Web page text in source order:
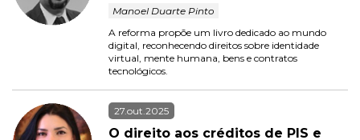
Manoel Duarte Pinto
A reforma propõe um livro dedicado ao mundo
digital, reconhecendo direitos sobre identidade
virtual, mente humana, bens e contratos
tecnológicos.
27.out.2025
O direito aos créditos de PIS e